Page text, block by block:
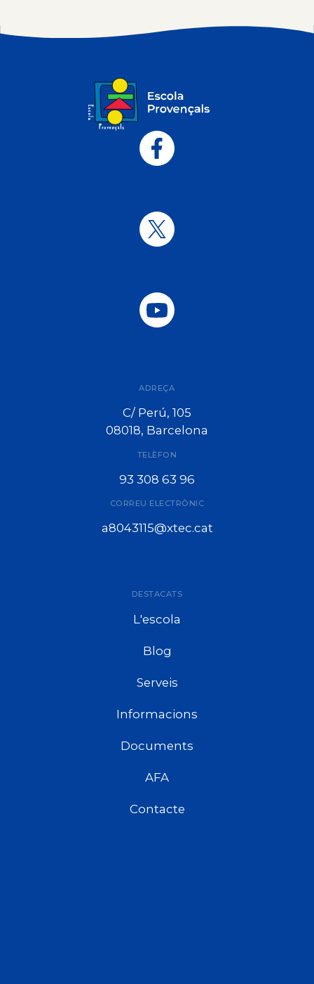
ADREÇA
C/ Perú, 105
08018, Barcelona
TELÈFON
93 308 63 96
CORREU ELECTRÒNIC
a8043115@xtec.cat
DESTACATS
L'escola
Blog
Serveis
Informacions
Documents
AFA
Contacte